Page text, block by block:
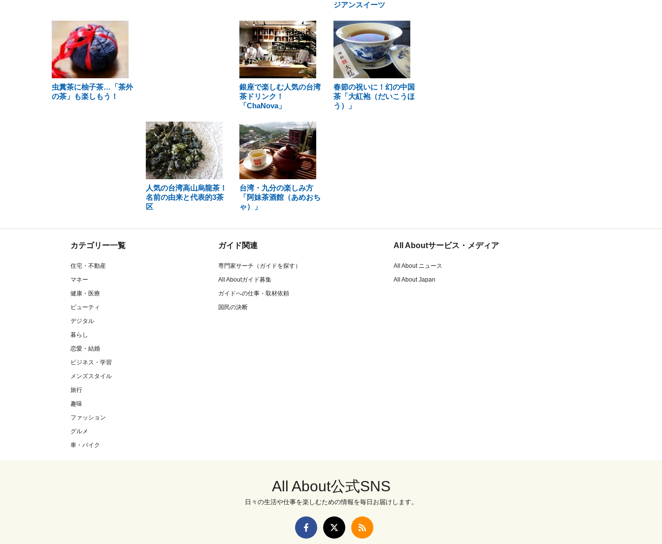
ジアンスイーツ
虫糞茶に柚子茶…「茶外
の茶」も楽しもう！
銀座で楽しむ人気の台湾
茶ドリンク！
「ChaNova」
春節の祝いに！幻の中国
茶「大紅袍（だいこうほ
う）」
人気の台湾高山烏龍茶！
名前の由来と代表的3茶
区
台湾・九分の楽しみ方
「阿妹茶酒館（あめおち
ゃ）」
カテゴリー一覧
住宅・不動産
マネー
健康・医療
ビューティ
デジタル
暮らし
恋愛・結婚
ビジネス・学習
メンズスタイル
旅行
趣味
ファッション
グルメ
車・バイク
ガイド関連
専門家サーチ（ガイドを探す）
All Aboutガイド募集
ガイドへの仕事・取材依頼
国民の決断
All Aboutサービス・メディア
All About ニュース
All About Japan
All About公式SNS
日々の生活や仕事を楽しむための情報を毎日お届けします。